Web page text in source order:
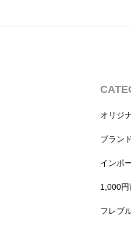
オリジ
ブラン
インポ
1,000円
フレブ